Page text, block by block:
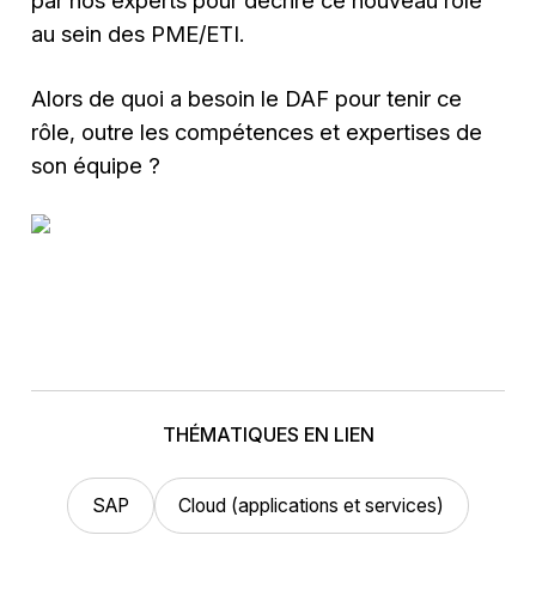
au sein des PME/ETI.
Alors de quoi a besoin le DAF pour tenir ce
rôle, outre les compétences et expertises de
son équipe ?
THÉMATIQUES EN LIEN
SAP Cloud (applications et services)